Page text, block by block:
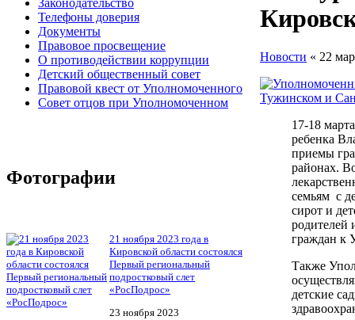
Законодательство
Телефоны доверия
Документы
Правовое просвещение
О противодействии коррупции
Детский общественный совет
Правовой квест от Уполномоченного
Совет отцов при Уполномоченном
Фотографии
21 ноября 2023 года в
Кировской области состоялся
Первый региональный
подростковый слет
«РосПодрос»
23 ноября 2023
Новости « 22
17-18
ребенка
приемы
районах.
семьям с
сирот и
родителей
граждан к
Также
детские